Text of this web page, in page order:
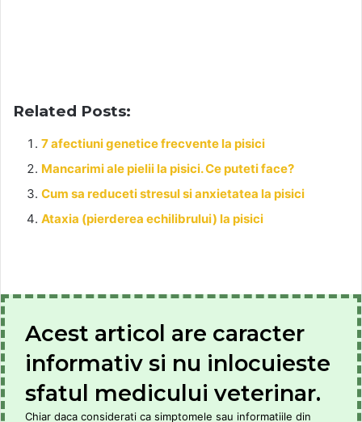
Related Posts:
7 afectiuni genetice frecvente la pisici
Mancarimi ale pielii la pisici. Ce puteti face?
Cum sa reduceti stresul si anxietatea la pisici
Ataxia (pierderea echilibrului) la pisici
Acest articol are caracter
informativ si nu inlocuieste
sfatul medicului veterinar.
Chiar daca considerati ca simptomele sau informatiile din